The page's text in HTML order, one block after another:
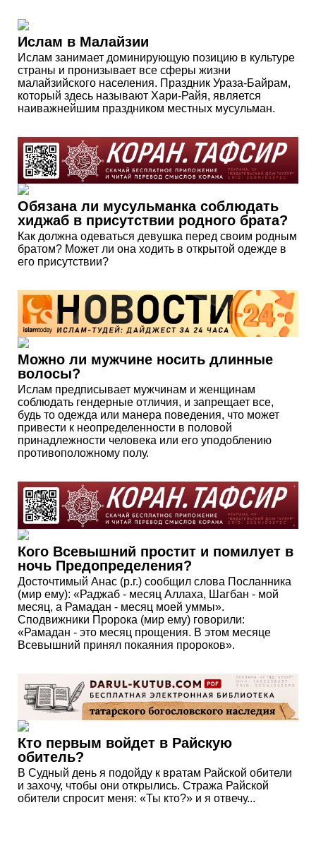
Ислам в Малайзии
Ислам занимает доминирующую позицию в культуре
страны и пронизывает все сферы жизни
малайзийского населения. Праздник Ураза-Байрам,
который здесь называют Хари-Райя, является
наиважнейшим праздником местных мусульман.
Обязана ли мусульманка соблюдать
хиджаб в присутствии родного брата?
Как должна одеваться девушка перед своим родным
братом? Может ли она ходить в открытой одежде в
его присутствии?
Можно ли мужчине носить длинные
волосы?
Ислам предписывает мужчинам и женщинам
соблюдать гендерные отличия, и запрещает все,
будь то одежда или манера поведения, что может
привести к неопределенности в половой
принадлежности человека или его уподоблению
противоположному полу.
Кого Всевышний простит и помилует в
ночь Предопределения?
Досточтимый Анас (р.г.) сообщил слова Посланника
(мир ему): «Раджаб - месяц Аллаха, Шагбан - мой
месяц, а Рамадан - месяц моей уммы».
Сподвижники Пророка (мир ему) говорили:
«Рамадан - это месяц прощения. В этом месяце
Всевышний принял покаяния пророков».
Кто первым войдет в Райскую
обитель?
В Судный день я подойду к вратам Райской обители
и захочу, чтобы они открылись. Стража Райской
обители спросит меня: «Ты кто?» и я отвечу...